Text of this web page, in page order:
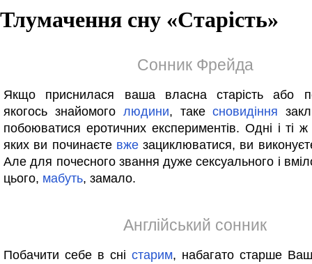
Тлумачення сну «Старість»
Сонник Фрейда
Якщо приснилася ваша власна старість або
якогось знайомого людини, такесновидіння
побоюватися еротичних експериментів. Одні і ті
яких ви починаєте вжезациклюватися, ви
Але для почесного звання дуже сексуального і
цього, мабуть, замало.
Англійський сонник
Побачити себе в сні старим, набагато старше